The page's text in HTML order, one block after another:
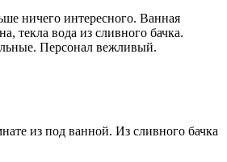
ничего интересного. Ванная
текла вода из сливного бачка.
Персонал вежливый.
из под ванной. Из сливного бачка